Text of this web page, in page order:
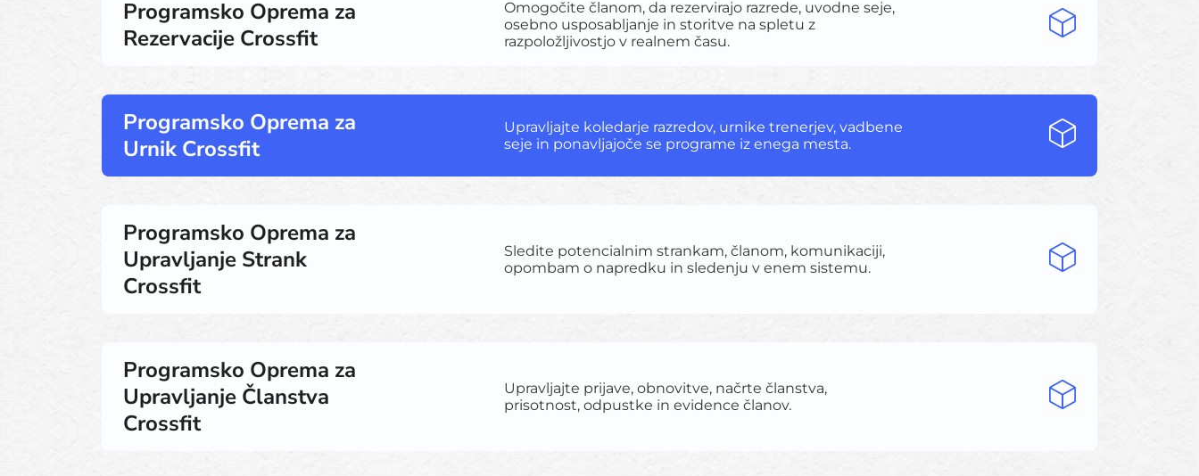
Programsko Oprema za
Rezervacije Crossfit
Omogočite članom, da rezervirajo razrede, uvodne seje,
osebno usposabljanje in storitve na spletu z
razpoložljivostjo v realnem času.
Programsko Oprema za
Urnik Crossfit
Upravljajte koledarje razredov, urnike trenerjev, vadbene
seje in ponavljajoče se programe iz enega mesta.
Programsko Oprema za
Upravljanje Strank
Crossfit
Sledite potencialnim strankam, članom, komunikaciji,
opombam o napredku in sledenju v enem sistemu.
Programsko Oprema za
Upravljanje Članstva
Crossfit
Upravljajte prijave, obnovitve, načrte članstva,
prisotnost, odpustke in evidence članov.